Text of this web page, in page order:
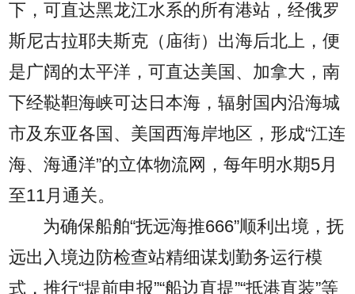
下，可直达黑龙江水系的所有港站，经俄罗
斯尼古拉耶夫斯克（庙街）出海后北上，便
是广阔的太平洋，可直达美国、加拿大，南
下经鞑靼海峡可达日本海，辐射国内沿海城
市及东亚各国、美国西海岸地区，形成“江连
海、海通洋”的立体物流网，每年明水期5月
至11月通关。
为确保船舶“抚远海推666”顺利出境，抚
远出入境边防检查站精细谋划勤务运行模
式，推行“提前申报”“船边直提”“抵港直装”等